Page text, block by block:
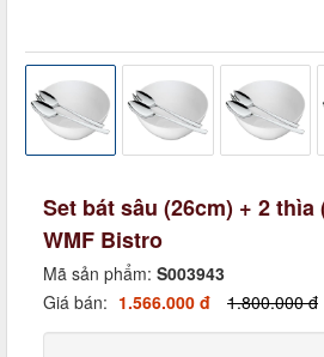
Set bát sâu (26cm) + 2 thìa
WMF Bistro
Mã sản phẩm: S003943
Giá bán: 1.566.000 đ 1.800.000 đ